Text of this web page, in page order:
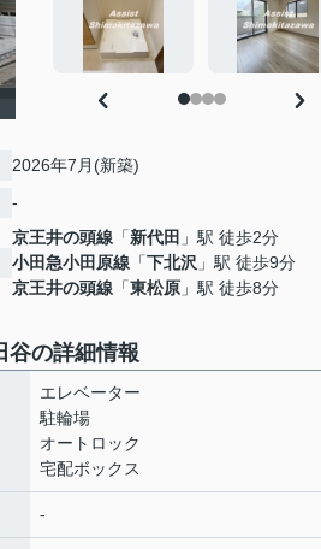
2026年7月(新築)
-
京王井の頭線 「新代田 」駅 徒歩2分
小田急小田原線 「下北沢 」駅 徒歩9分
京王井の頭線 「東松原 」駅 徒歩8分
谷の詳細情報
エレベーター
駐輪場
オートロック
宅配ボックス
-